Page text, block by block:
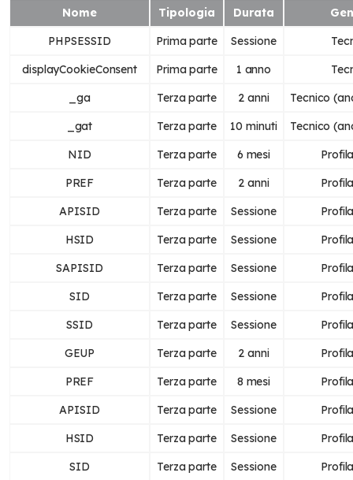
Nome Tipologia Durata
PHPSESSID
Prima parte Sessione
displayCookieConsent
Prima parte 1 anno
_ga
Terza parte 2 anni
Tecnico
_gat
Terza parte 10 minuti
Tecnico
NID
Terza parte 6 mesi
PREF
Terza parte 2 anni
APISID
Terza parte Sessione
HSID
Terza parte Sessione
SAPISID
Terza parte Sessione
SID
Terza parte Sessione
SSID
Terza parte Sessione
GEUP
Terza parte 2 anni
PREF
Terza parte 8 mesi
APISID
Terza parte Sessione
HSID
Terza parte Sessione
SID
Terza parte Sessione